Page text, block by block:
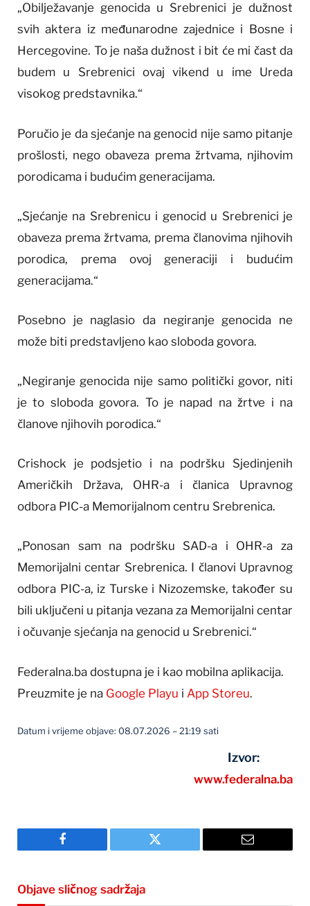
„Obilježavanje genocida u Srebrenici je dužnost
svih aktera iz međunarodne zajednice i Bosne i
Hercegovine. To je naša dužnost i bit će mi čast da
budem u Srebrenici ovaj vikend u ime Ureda
visokog predstavnika.“
Poručio je da sjećanje na genocid nije samo pitanje
prošlosti, nego obaveza prema žrtvama, njihovim
porodicama i budućim generacijama.
„Sjećanje na Srebrenicu i genocid u Srebrenici je
obaveza prema žrtvama, prema članovima njihovih
porodica, prema ovoj generaciji i budućim
generacijama.“
Posebno je naglasio da negiranje genocida ne
može biti predstavljeno kao sloboda govora.
„Negiranje genocida nije samo politički govor, niti
je to sloboda govora. To je napad na žrtve i na
članove njihovih porodica.“
Crishock je podsjetio i na podršku Sjedinjenih
Američkih Država, OHR-a i članica Upravnog
odbora PIC-a Memorijalnom centru Srebrenica.
„Ponosan sam na podršku SAD-a i OHR-a za
Memorijalni centar Srebrenica. I članovi Upravnog
odbora PIC-a, iz Turske i Nizozemske, također su
bili uključeni u pitanja vezana za Memorijalni centar
i očuvanje sjećanja na genocid u Srebrenici.“
Federalna.ba dostupna je i kao mobilna aplikacija.
Preuzmite je na Google Playu i App Storeu.
Datum i vrijeme objave: 08.07.2026 – 21:19 sati
Izvor:
www.federalna.ba
Facebook Twitter Email
Objave sličnog sadržaja